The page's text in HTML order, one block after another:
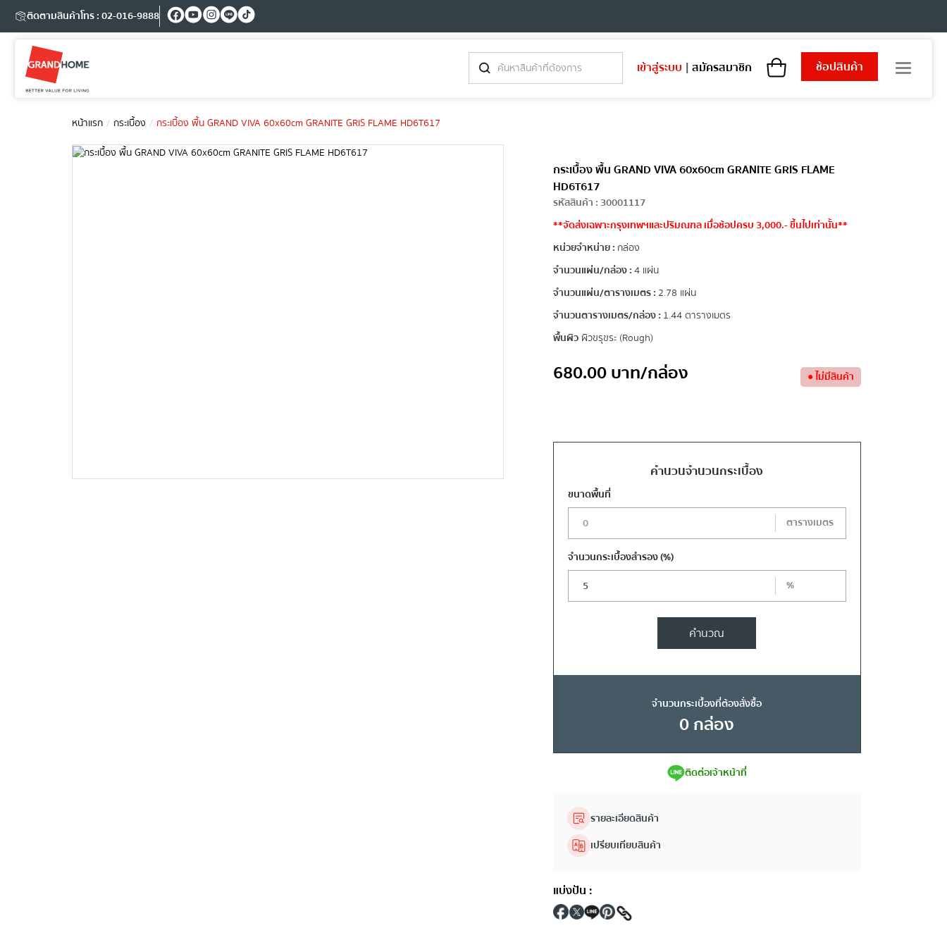
ติดตามสินค้าโทร : 02-016-9888
เข้าสู่ระบบ |สมัครสมาชิก ช้อปสินค้า
T
g
หน้าแรก กระเบื้อง กระเบื้อง พื้น GRAND VIVA 60x60cm GRANITE GRIS FLAME HD6T617
กระเบื้อง พื้น GRAND VIVA 60x60cm GRANITE GRIS FLAME
HD6T617
รหัสสินค้า : 30001117
**จัดส่งเฉพาะกรุงเทพฯและปริมณฑล เมื่อช้อปครบ 3,000.- ขึ้นไปเท่านั้น**
หน่วยจำหน่าย : กล่อง
จำนวนแผ่น/กล่อง :4 แผ่น
จำนวนแผ่น/ตารางเมตร : 2.78 แผ่น
จำนวนตารางเมตร/กล่อง : 1.44 ตารางเมตร
พื้นผิวผิวขรุขระ (Rough)
680.00บาท/กล่อง ●ไม่มีสินค้า
คำนวนจำนวนกระเบื้อง
ขนาดพื้นที่
ตารางเมตร
จำนวนกระเบื้องสำรอง(%)
%
คำนวณ
จำนวนกระเบื้องที่ต้องสั่งซื้อ
0กล่อง
ติดต่อเจ้าหน้าที่
รายละเอียดสินค้า
เปรียบเทียบสินค้า
แบ่งปัน :